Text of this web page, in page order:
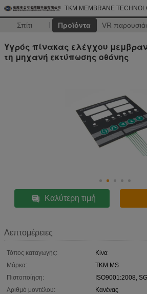
TKM MEMBRANE
Σπίτι Προϊόντα VR
Υγρός πίνακας ελέγχου
τη μηχανή εκτύπωσης οθόνης
Καλύτερη τιμή
Λεπτομέρειες
Τόπος καταγωγής:
Κίνα
Μάρκα:
TKM MS
Πιστοποίηση:
ISO9001:2008,
Αριθμό μοντέλου:
Κανένας